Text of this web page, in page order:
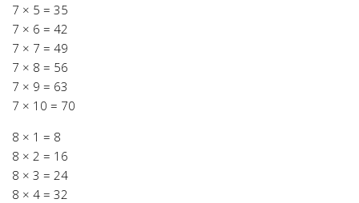
7 × 5 = 35
7 × 6 = 42
7 × 7 = 49
7 × 8 = 56
7 × 9 = 63
7 × 10 = 70
8 × 1 = 8
8 × 2 = 16
8 × 3 = 24
8 × 4 = 32